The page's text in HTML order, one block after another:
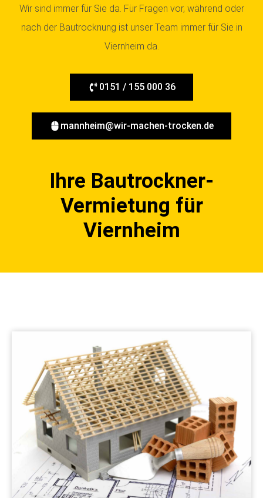
Wir sind immer für Sie da. Für Fragen vor, während oder
nach der Bautrocknung ist unser Team immer für Sie in
Viernheim da.
0151 / 155 000 36
mannheim@wir-machen-trocken.de
Ihre Bautrockner-
Vermietung für
Viernheim